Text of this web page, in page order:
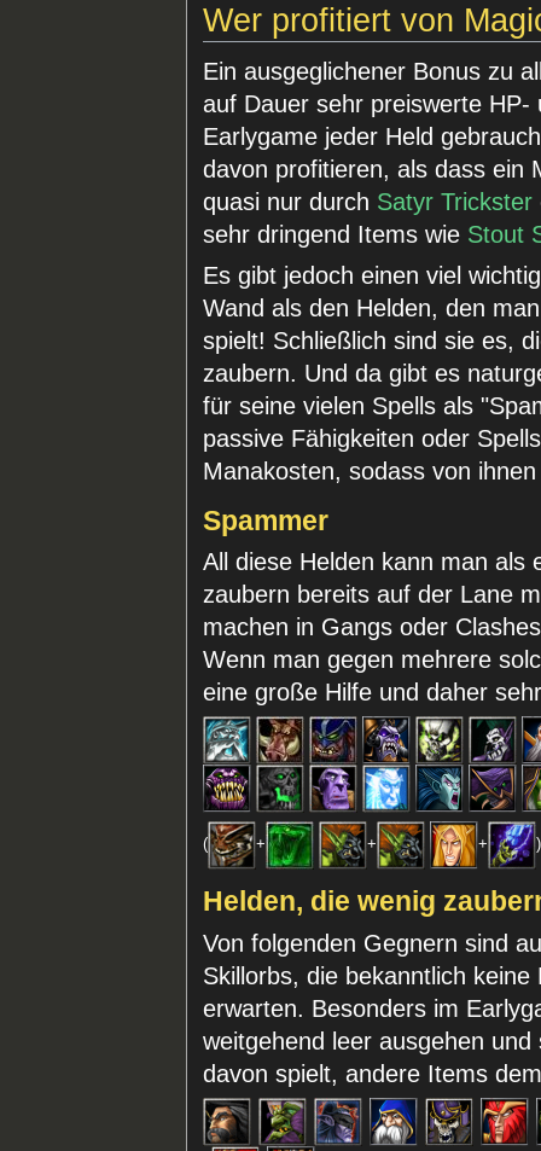
Wer profitiert von
Ein ausgeglichener Bonus zu
auf Dauer sehr preiswerte
Earlygame jeder Held
davon profitieren, als dass ein
quasi nur durch Satyr Trickster
sehr dringend Items wie Stout
Es gibt jedoch einen viel
Wand als den Helden, den
spielt! Schließlich sind sie es,
zaubern. Und da gibt es
für seine vielen Spells als
passive Fähigkeiten oder
Manakosten, sodass von
Spammer
All diese Helden kann man als
zaubern bereits auf der Lane
machen in Gangs oder
Wenn man gegen mehrere
eine große Hilfe und daher
( + + + )
Helden, die wenig
Von folgenden Gegnern sind
Skillorbs, die bekanntlich
erwarten. Besonders im
weitgehend leer ausgehen
davon spielt, andere Items